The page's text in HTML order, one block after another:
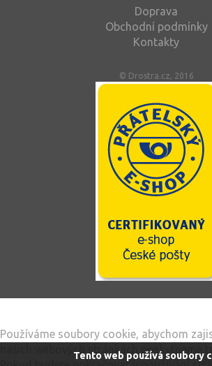
Tento web používá soubory
Doprava
Obchodní podmínky
Kontakty
© Drostra.cz, 2016
Používáme soubory cookie, abychom
našich webových stránkách poskytneme